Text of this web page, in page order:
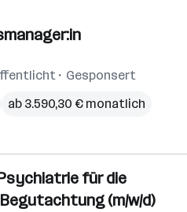
Gesponsert
ab 3.590,30 € monatlich
für die
(m/w/d)